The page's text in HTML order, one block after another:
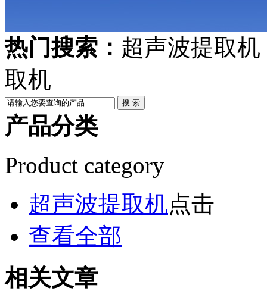
热门搜索： 超声波提取
取机
产品分类
Product category
超声波提取机点击
查看全部
相关文章